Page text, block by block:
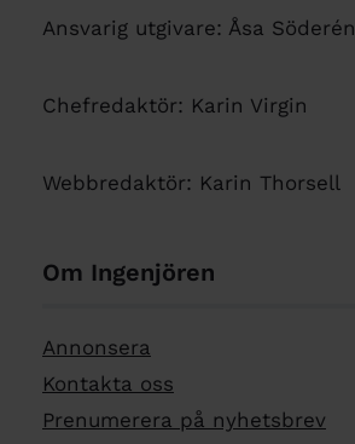
Ansvarig utgivare: Åsa Söderén
Chefredaktör: Karin Virgin
Webbredaktör: Karin Thorsell
Om Ingenjören
Annonsera
Kontakta oss
Prenumerera på nyhetsbrev